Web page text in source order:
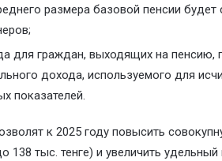
размера базовой пенсии будет
для граждан, выходящих на пенсию,
дохода, используемого для
показателей.
к 2025 году повысить
138 тыс. тенге) и увеличить